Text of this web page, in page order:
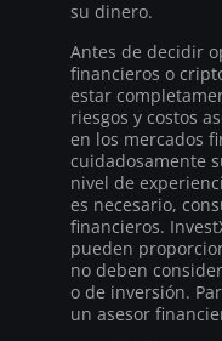
su dinero.
Antes de decidir
financieros o
estar
riesgos y costos
en los mercados
cuidadosamente
nivel de
es necesario,
financieros.
pueden
no deben
o de inversión.
un asesor